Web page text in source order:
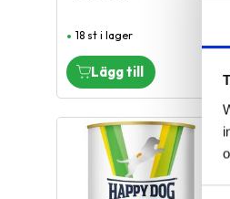
18 st i lager